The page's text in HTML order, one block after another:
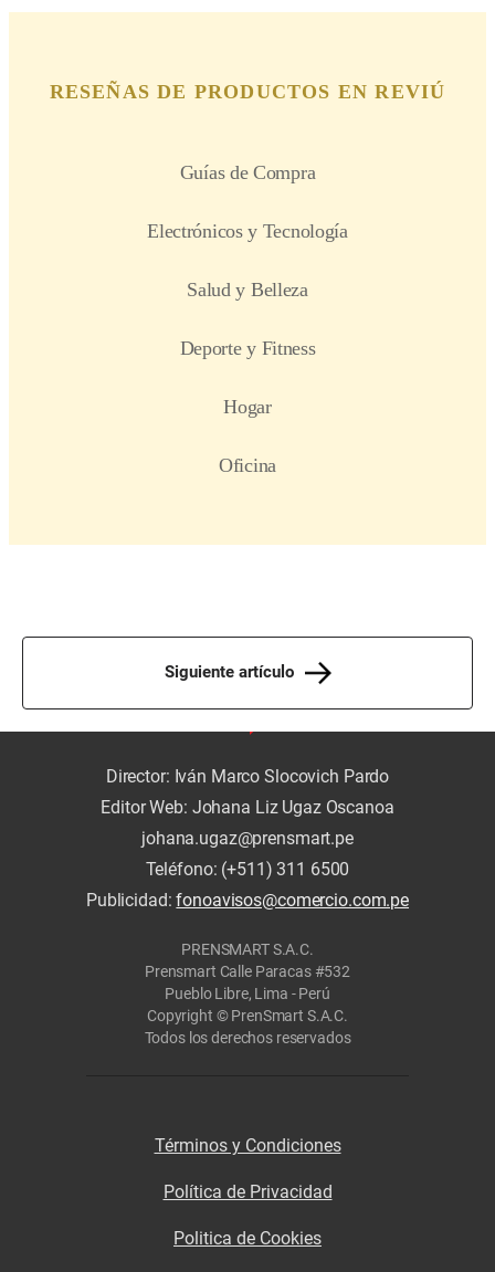
Siguiente artículo
Director: Iván Marco Slocovich Pardo
Editor Web: Johana Liz Ugaz Oscanoa
johana.ugaz@prensmart.pe
Teléfono: (+511) 311 6500
Publicidad:fonoavisos@comercio.com.pe
PRENSMART S.A.C.
Prensmart Calle Paracas #532
Pueblo Libre, Lima - Perú
Copyright © PrenSmart S.A.C.
Todos los derechos reservados
Términos y Condiciones
Política de Privacidad
Politica de Cookies